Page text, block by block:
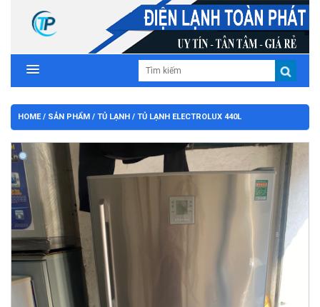
HOME/ SẢN PHẨM / TỦ LẠNH / TỦ LẠNH ELECTROLUX 440L